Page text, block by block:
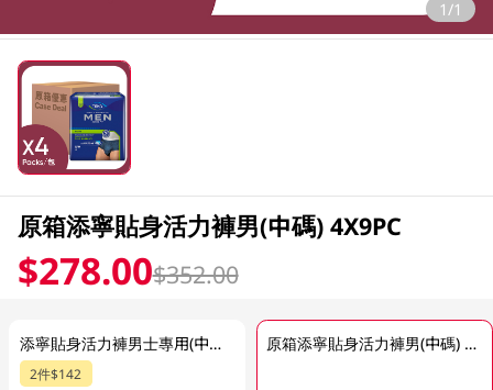
1/1
原箱添寧貼身活力褲男(中碼) 4X9PC
$278.00$352.00
添寧貼身活力褲男士專用(中碼) 9PC
2件$142
原箱添寧貼身活力褲男(中碼) 4X9PC